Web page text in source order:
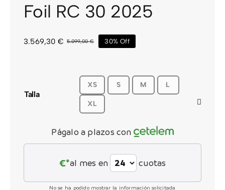
Foil RC 30 2025
5.099,00€El
5.099,00 €.
3.569,30 €
El
3.569,30 €.
30% Off
Talla
XS S M L
XL
Págalo a plazos con
€*al mes en cuotas
No se ha podido mostrar la información solicitada